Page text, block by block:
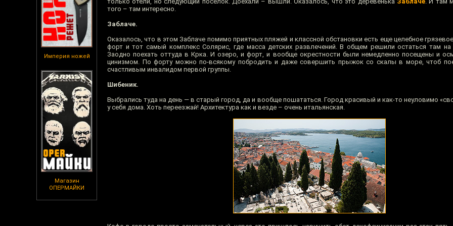
Империя ножей
Магазин
ОПЕРМАЙКИ
того – там интересно.
Заблаче.
Оказалось, что в этом Заблаче помимо приятных пляжей и классной обстановки есть еще целебное
форт и тот самый комплекс Солярис, где масса детских развлечений. В общем решили остаться там
Заодно поехать оттуда в Крка. И озеро, и форт, и вообще окрестности были немедленно посещены и
цинизмом. По форту можно по-всякому побродить и даже совершить прыжок со скалы в море, чтоб
счастливым инвалидом первой группы.
Шибеник.
Выбрались туда на день — в старый город, да и вообще пошататься. Город красивый и как-то неуловимо
у себя дома. Хоть переезжай! Архитектура как и везде – очень итальянская.